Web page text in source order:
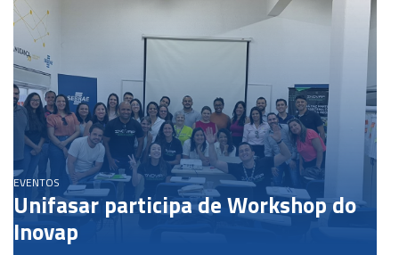
EVENTOS
Unifasar participa de Workshop do
Inovap